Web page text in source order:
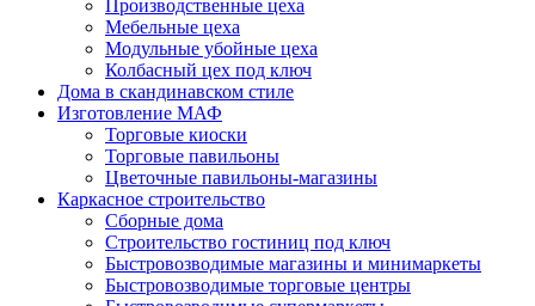
Производственные цеха
Мебельные цеха
Модульные убойные цеха
Колбасный цех под ключ
Дома в скандинавском стиле
Изготовление МАФ
Торговые киоски
Торговые павильоны
Цветочные павильоны-магазины
Каркасное строительство
Сборные дома
Строительство гостиниц под ключ
Быстровозводимые магазины и минимаркеты
Быстровозводимые торговые центры